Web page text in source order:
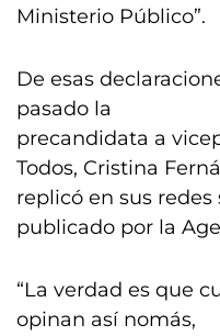
Ministerio Público”.
De esas
pasado la
precandidata a
Todos, Cristina
replicó en sus
publicado por la
“La verdad es que
opinan así nomás,